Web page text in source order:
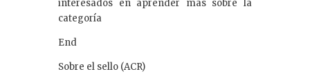
interesados en aprender mas sobre la
categoría
End
Sobre el sello (ACR)